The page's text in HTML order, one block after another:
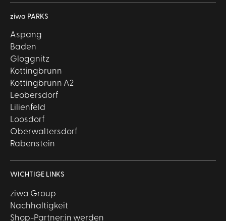
ziwa PARKS
Aspang
Baden
Gloggnitz
Kottingbrunn
Kottingbrunn A2
Leobersdorf
Lilienfeld
Loosdorf
Oberwaltersdorf
Rabenstein
WICHTIGE LINKS
ziwa Group
Nachhaltigkeit
Shop-Partner:in werden